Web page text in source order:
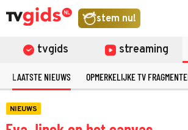
stem nu!
tvgids streaming
LAATSTE NIEUWS OPMERKELIJKE TV
NIEUWS